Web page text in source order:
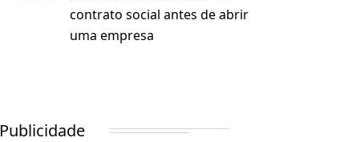
contrato social antes de abrir
uma empresa
Publicidade